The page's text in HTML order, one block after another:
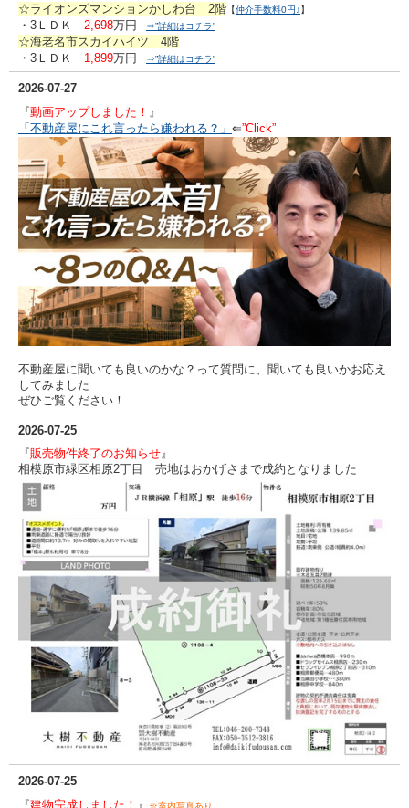
☆ライオンズマンションかしわ台 2階 【仲介手数料0円♪】
・3ＬＤＫ 2,698万円 ⇒”詳細はコチラ”
☆海老名市スカイハイツ 4階
・3ＬＤＫ 1,899万円 ⇒”詳細はコチラ”
2026-07-27
『動画アップしました！ 』
「不動産屋にこれ言ったら嫌われる？」 ⇐”Click”
不動産屋に聞いても良いのかな？って質問に、聞いても良いかお応え
してみました
ぜひご覧ください！
2026-07-25
『販売物件終了のお知らせ 』
相模原市緑区相原2丁目 売地はおかげさまで成約となりました
2026-07-25
『建物完成しました！ 』 ※室内写真あり